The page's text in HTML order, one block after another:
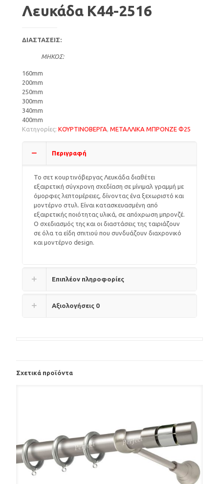
Λευκάδα Κ44-2516
ΔΙΑΣΤΑΣΕΙΣ:
ΜΗΚΟΣ:
160mm
200mm
250mm
300mm
340mm
400mm
Κατηγορίες: ΚΟΥΡΤΙΝΟΒΕΡΓΑ ΜΕΤΑΛΛΙΚΑ ΜΠΡΟΝΖΕ Φ25
Περιγραφή
Το σετ κουρτινόβεργας Λευκάδα διαθέτει
εξαιρετική σύγχρονη σχεδίαση σε μίνιμαλ γραμμή με
όμορφες λεπτομέρειες, δίνοντας ένα ξεχωριστό και
μοντέρνο στυλ. Είναι κατασκευασμένη από
εξαιρετικής ποιότητας υλικά, σε απόχρωση μπρονζέ.
Ο σχεδιασμός της και οι διαστάσεις της ταιριάζουν
σε όλα τα είδη σπιτιού που συνδυάζουν διαχρονικό
και μοντέρνο design.
Επιπλέον πληροφορίες
Αξιολογήσεις 0
Σχετικά προϊόντα